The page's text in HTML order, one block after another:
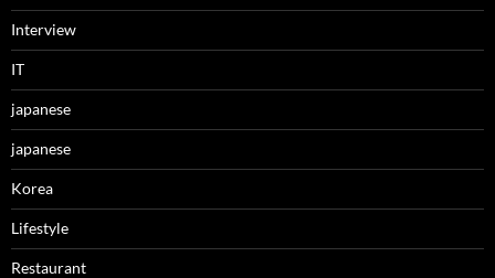
Interview
IT
japanese
japanese
Korea
Lifestyle
Restaurant